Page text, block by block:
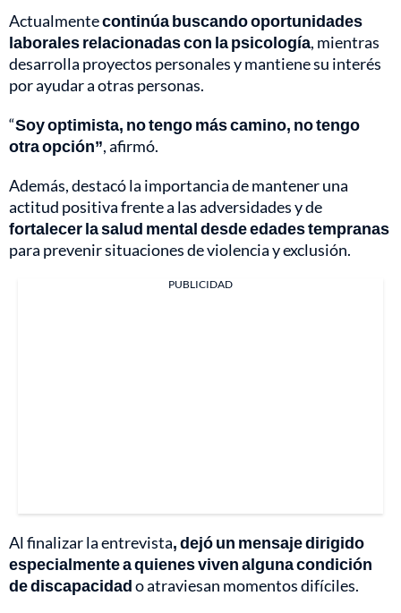
Actualmentecontinúa buscando oportunidades
laborales relacionadas con la psicología, mientras
desarrolla proyectos personales y mantiene su interés
por ayudar a otras personas.
“Soy optimista, no tengo más camino, no tengo
otra opción”, afirmó.
Además, destacó la importancia de mantener una
actitud positiva frente a las adversidades y de
fortalecer la salud mental desde edades tempranas
para prevenir situaciones de violencia y exclusión.
PUBLICIDAD
Al finalizar la entrevista, dejó un mensaje dirigido
especialmente a quienes viven alguna condición
de discapacidado atraviesan momentos difíciles.